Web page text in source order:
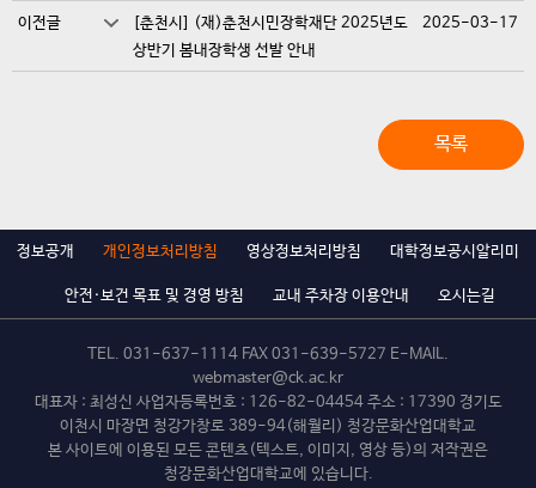
이전글
[춘천시] (재)춘천시민장학재단 2025년도
상반기 봄내장학생 선발 안내
2025-03-17
목록
정보공개 개인정보처리방침 영상정보처리방침 대학정보공시알리미
안전·보건 목표 및 경영 방침 교내 주차장 이용안내 오시는길
TEL. 031-637-1114 FAX 031-639-5727 E-MAIL.
webmaster@ck.ac.kr
대표자 : 최성신 사업자등록번호 : 126-82-04454 주소 : 17390 경기도
이천시 마장면 청강가창로 389-94(해월리) 청강문화산업대학교
본 사이트에 이용된 모든 콘텐츠(텍스트, 이미지, 영상 등)의 저작권은
청강문화산업대학교에 있습니다.